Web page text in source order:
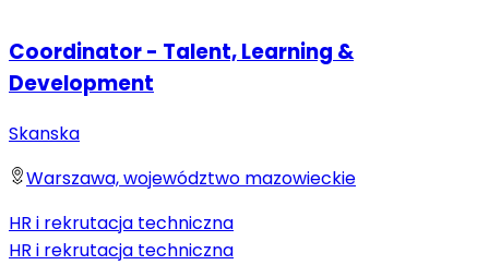
Coordinator - Talent, Learning &
Development
Skanska
Warszawa, województwo mazowieckie
HR i rekrutacja techniczna
HR i rekrutacja techniczna